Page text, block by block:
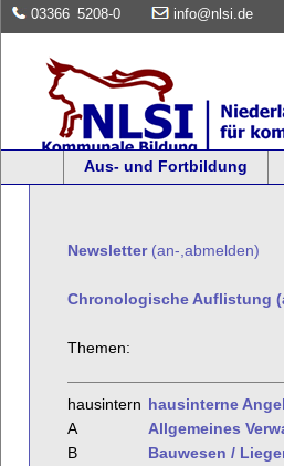
03366 5208-0 info@nlsi.de
Aus- und Fortbildung
Newsletter(an-,abmelden)
Chronologische Auflistung
Themen:
hausintern hausinterne
A
Allgemeines
B
Bauwesen /